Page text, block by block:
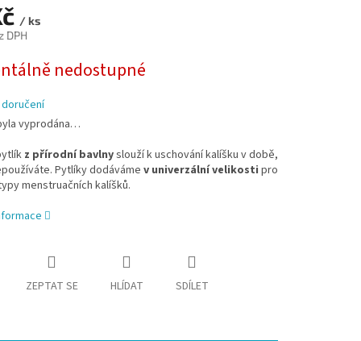
/ ks
DPH
nedostupné
vyprodána…
z přírodní bavlnyslouží k uschování kalíšku v době,
Pytlíky dodáváme v univerzální velikosti pro
menstruačních kalíšků.
ZEPTAT SE HLÍDAT SDÍLET